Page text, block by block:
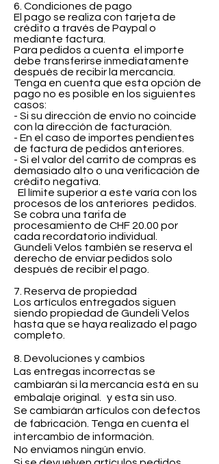
6. Condiciones de pago
El pago se realiza con tarjeta de
crédito a través de Paypal o
mediante factura.
Para pedidos a cuenta el importe
debe transferirse inmediatamente
después de recibir la mercancía.
Tenga en cuenta que esta opción de
pago no es posible en los siguientes
casos:
- Si su dirección de envío no coincide
con la dirección de facturación.
- En el caso de importes pendientes
de factura de pedidos anteriores.
- Si el valor del carrito de compras es
demasiado alto o una verificación de
crédito negativa.
El límite superior a este varía con los
procesos de los anteriores pedidos.
Se cobra una tarifa de
procesamiento de CHF 20.00 por
cada recordatorio individual.
Gundeli Velos también se reserva el
derecho de enviar pedidos solo
después de recibir el pago.
7. Reserva de propiedad
Los artículos entregados siguen
siendo propiedad de Gundeli Velos
hasta que se haya realizado el pago
completo.
8. Devoluciones y cambios
Las entregas incorrectas se
cambiarán si la mercancía está en su
embalaje original.
y esta sin uso.
Se cambiarán artículos con defectos
de fabricación. Tenga en cuenta el
intercambio de información.
No enviamos ningún envío.